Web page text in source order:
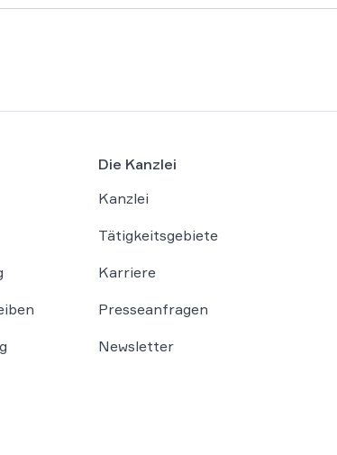
Die Kanzlei
Kanzlei
Tätigkeitsgebiete
Karriere
Presseanfragen
Newsletter